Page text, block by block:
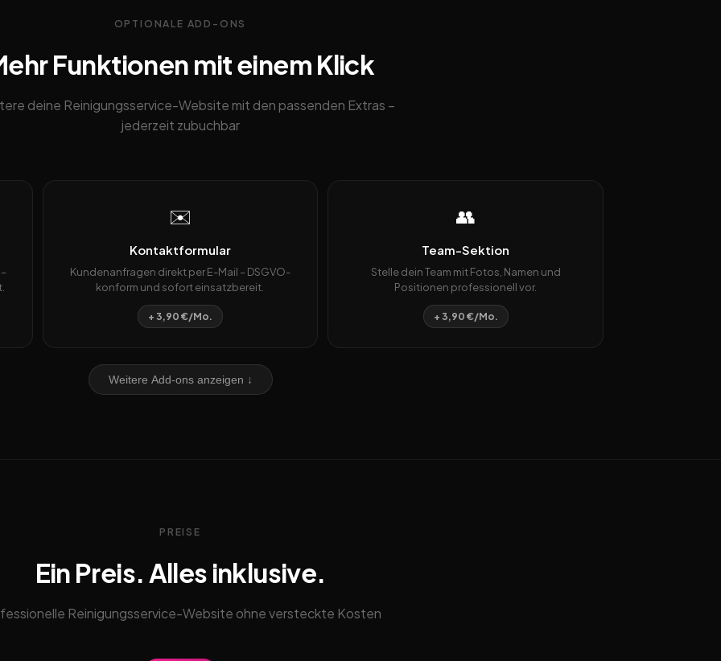
OPTIONALE ADD-ONS
Funktionen mit einem Klick
deine Reinigungsservice-Website mit den passenden Extras –
jederzeit zubuchbar
✉️
Kontaktformular
Kundenanfragen direkt per E-Mail – DSGVO-
konform und sofort einsatzbereit.
+ 3,90 €/Mo.
👥
Team-Sektion
Stelle dein Team mit Fotos, Namen und
Positionen professionell vor.
+ 3,90 €/Mo.
Weitere Add-ons anzeigen ↓
PREISE
Ein Preis. Alles inklusive.
Reinigungsservice-Website ohne versteckte Kosten